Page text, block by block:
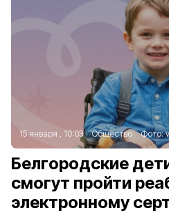
15 января , 10:03 Общество Фото:
Белгородские
смогут пройти
электронному